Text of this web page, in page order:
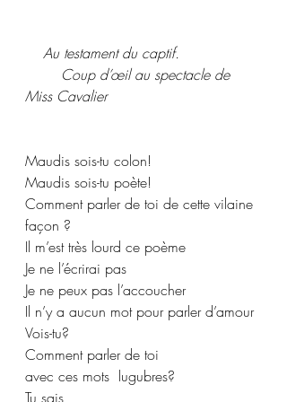
Au testament du captif.
Miss Cavalier
Maudis sois-tu colon!
Maudis sois-tu poète!
Comment parler de toi de cette vilaine
façon ?
Il m’est très lourd ce poème
Je ne l’écrirai pas
Je ne peux pas l’accoucher
Il n’y a aucun mot pour parler d’amour
Vois-tu?
Comment parler de toi
avec ces mots  lugubres?
Tu sais